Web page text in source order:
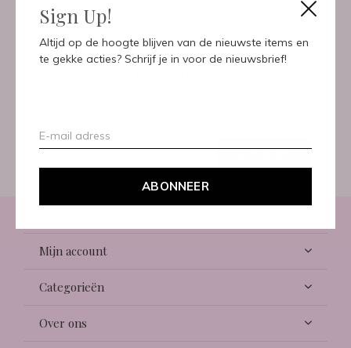
Sign Up!
Altijd op de hoogte blijven van de nieuwste items en
te gekke acties? Schrijf je in voor de nieuwsbrief!
ABONNEER
Meld je aan voor onze
nieuwsbrief
Mijn account
Categorieën
Over ons